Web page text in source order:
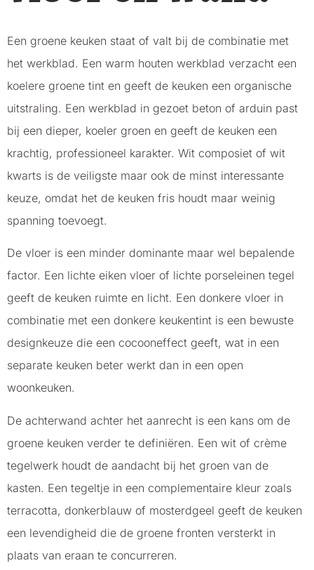
Een groene keuken staat of valt bij de combinatie met
het werkblad. Een warm houten werkblad verzacht een
koelere groene tint en geeft de keuken een organische
uitstraling. Een werkblad in gezoet beton of arduin past
bij een dieper, koeler groen en geeft de keuken een
krachtig, professioneel karakter. Wit composiet of wit
kwarts is de veiligste maar ook de minst interessante
keuze, omdat het de keuken fris houdt maar weinig
spanning toevoegt.
De vloer is een minder dominante maar wel bepalende
factor. Een lichte eiken vloer of lichte porseleinen tegel
geeft de keuken ruimte en licht. Een donkere vloer in
combinatie met een donkere keukentint is een bewuste
designkeuze die een cocooneffect geeft, wat in een
separate keuken beter werkt dan in een open
woonkeuken.
De achterwand achter het aanrecht is een kans om de
groene keuken verder te definiëren. Een wit of crème
tegelwerk houdt de aandacht bij het groen van de
kasten. Een tegeltje in een complementaire kleur zoals
terracotta, donkerblauw of mosterdgeel geeft de keuken
een levendigheid die de groene fronten versterkt in
plaats van eraan te concurreren.